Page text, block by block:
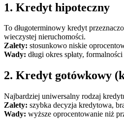
1. Kredyt hipoteczny
To długoterminowy kredyt
wieczystej nieruchomości.
Zalety: stosunkowo niskie
Wady: długi okres spłaty,
2. Kredyt gotówkowy
Najbardziej uniwersalny rodzaj
Zalety: szybka decyzja kredytowa,
Wady: wyższe oprocentowanie niż